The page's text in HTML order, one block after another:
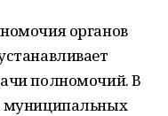
органов
полномочий. В
муниципальных